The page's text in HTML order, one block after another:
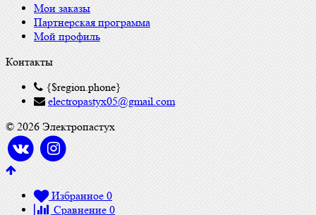
Мои заказы
Партнерская программа
Мой профиль
Контакты
{$region.phone}
electropastyx05@gmail.com
© 2026 Электропастух
Избранное 0
Сравнение 0